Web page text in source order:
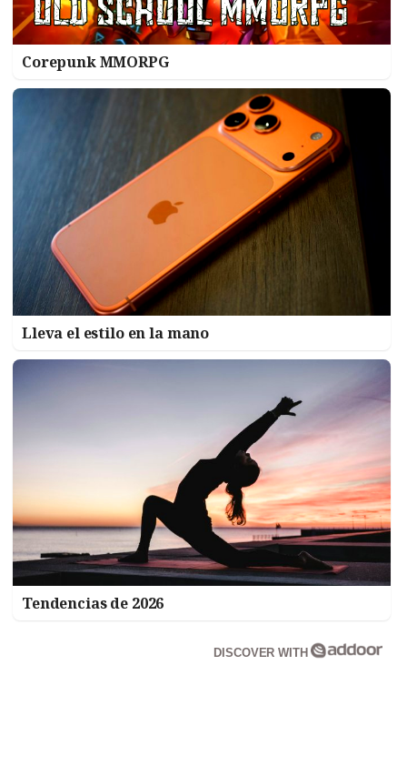
Corepunk MMORPG
Lleva el estilo en la mano
Tendencias de 2026
DISCOVER WITH